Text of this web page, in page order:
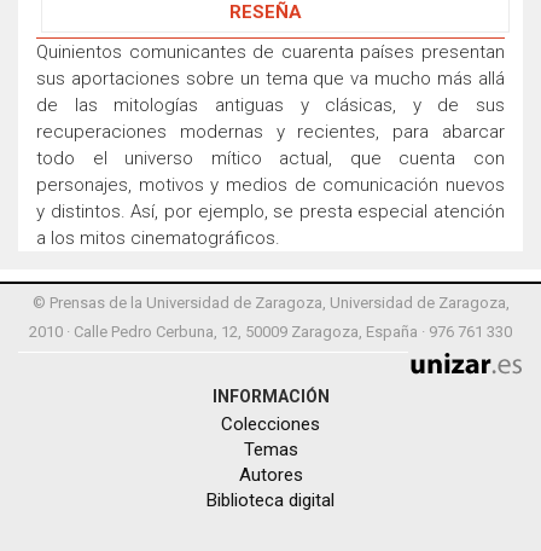
RESEÑA
Quinientos comunicantes de cuarenta países presentan
sus aportaciones sobre un tema que va mucho más allá
de las mitologías antiguas y clásicas, y de sus
recuperaciones modernas y recientes, para abarcar
todo el universo mítico actual, que cuenta con
personajes, motivos y medios de comunicación nuevos
y distintos. Así, por ejemplo, se presta especial atención
a los mitos cinematográficos.
© Prensas de la Universidad de Zaragoza, Universidad de Zaragoza,
2010 · Calle Pedro Cerbuna, 12, 50009 Zaragoza, España · 976 761 330
INFORMACIÓN
Colecciones
Temas
Autores
Biblioteca digital